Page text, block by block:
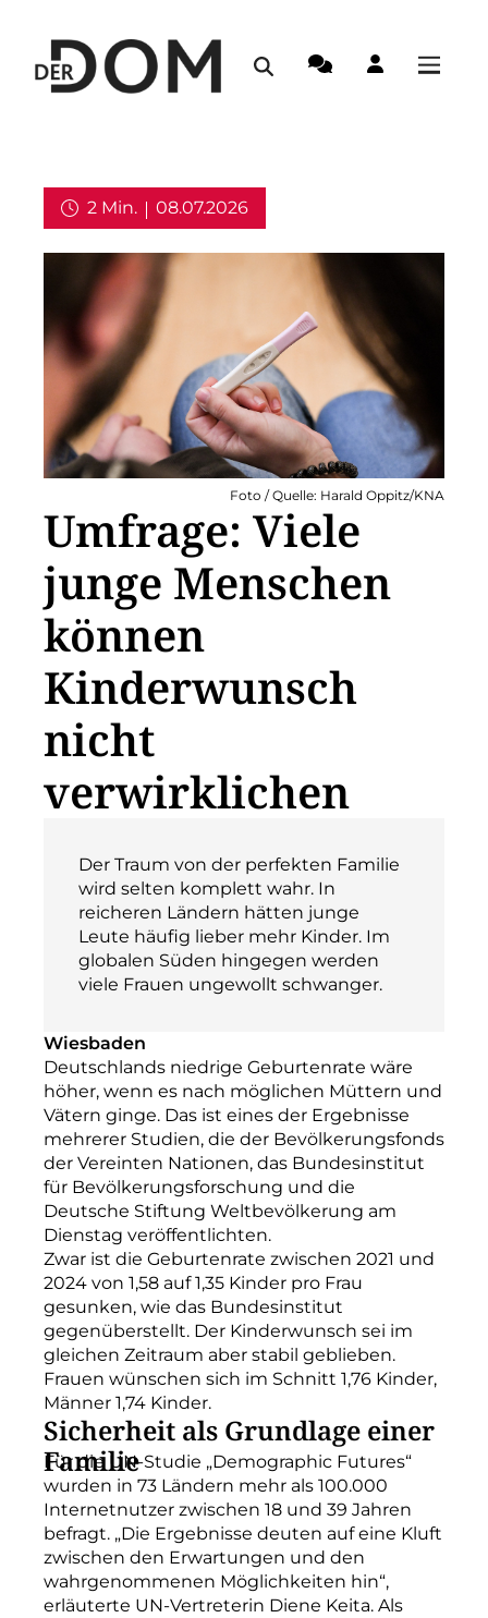
2 Min.
08.07.2026
Foto / Quelle: Harald Oppitz/KNA
Umfrage: Viele
junge Menschen
können
Kinderwunsch
nicht
verwirklichen
Der Traum von der perfekten Familie
wird selten komplett wahr. In
reicheren Ländern hätten junge
Leute häufig lieber mehr Kinder. Im
globalen Süden hingegen werden
viele Frauen ungewollt schwanger.
Wiesbaden
Deutschlands niedrige Geburtenrate wäre
höher, wenn es nach möglichen Müttern und
Vätern ginge. Das ist eines der Ergebnisse
mehrerer Studien, die der Bevölkerungsfonds
der Vereinten Nationen, das Bundesinstitut
für Bevölkerungsforschung und die
Deutsche Stiftung Weltbevölkerung am
Dienstag veröffentlichten.
Zwar ist die Geburtenrate zwischen 2021 und
2024 von 1,58 auf 1,35 Kinder pro Frau
gesunken, wie das Bundesinstitut
gegenüberstellt. Der Kinderwunsch sei im
gleichen Zeitraum aber stabil geblieben.
Frauen wünschen sich im Schnitt 1,76 Kinder,
Männer 1,74 Kinder.
Sicherheit als Grundlage einer
Familie
Für die UN-Studie „Demographic Futures“
wurden in 73 Ländern mehr als 100.000
Internetnutzer zwischen 18 und 39 Jahren
befragt. „Die Ergebnisse deuten auf eine Kluft
zwischen den Erwartungen und den
wahrgenommenen Möglichkeiten hin“,
erläuterte UN-Vertreterin Diene Keita. Als